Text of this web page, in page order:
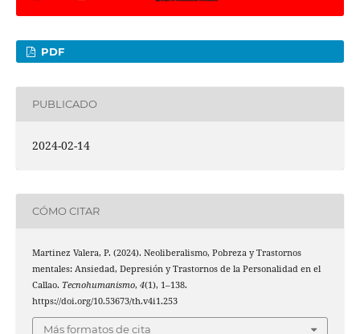
PDF
PUBLICADO
2024-02-14
CÓMO CITAR
Martinez Valera, P. (2024). Neoliberalismo, Pobreza y Trastornos
mentales: Ansiedad, Depresión y Trastornos de la Personalidad en el
Callao. Tecnohumanismo, 4(1), 1–138.
https://doi.org/10.53673/th.v4i1.253
Más formatos de cita